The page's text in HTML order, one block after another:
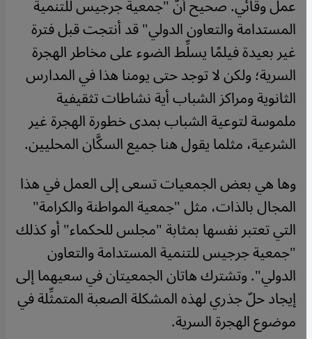
عمل وقائي. صحيح أنَّ "جمعية جرجيس للتنمية
المستدامة والتعاون الدولي" قد أنتجت قبل فترة
غير بعيدة فيلمًا يسلِّط الضوء على مخاطر الهجرة
السرية؛ ولكن لا توجد حتى يومنا هذا في المدارس
الثانوية ومراكز الشباب أية نشاطات تثقيفية
ملموسة لتوعية الشباب بمدى خطورة الهجرة غير
الشرعية، مثلما يقول هنا جميع السكَّان المحليين.
وها هي بعض الجمعيات تسعى إلى العمل في هذا
المجال بالذات، مثل "جمعية المواطنة والكرامة"
التي تعتبر نفسها بمثابة "مجلس للحكماء" أو كذلك
"جمعية جرجيس للتنمية المستدامة والتعاون
الدولي". وتشترك هاتان الجمعيتان في سعيهما إلى
إيجاد حلّ جذري لهذه المشكلة الصعبة المتمثِّلة في
موضوع الهجرة السرية.